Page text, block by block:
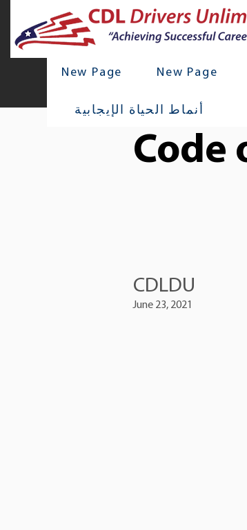
New Page New Page
أنماط الحياة الإيجابية
Code
CDLDU
June 23, 2021